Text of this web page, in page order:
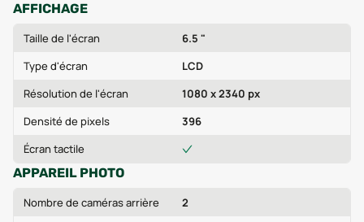
AFFICHAGE
Taille de l'écran
6.5 "
Type d'écran
LCD
Résolution de l'écran
1080 x 2340 px
Densité de pixels
396
Écran tactile
APPAREIL PHOTO
Nombre de caméras arrière
2